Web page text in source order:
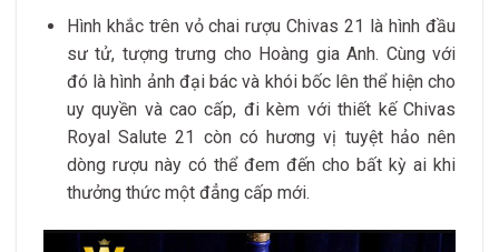
Hình khắc trên vỏ chai rượu Chivas 21 là hình đầu
sư tử, tượng trưng cho Hoàng gia Anh. Cùng với
đó là hình ảnh đại bác và khói bốc lên thể hiện cho
uy quyền và cao cấp, đi kèm với thiết kế Chivas
Royal Salute 21 còn có hương vị tuyệt hảo nên
dòng rượu này có thể đem đến cho bất kỳ ai khi
thưởng thức một đẳng cấp mới.